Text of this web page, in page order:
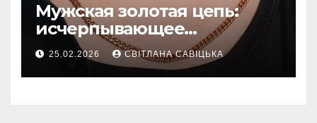
Мужская золотая цепь:
исчерпывающее
руководство по выбору
статусного украшения
25.02.2026 СВІТЛАНА САВІЦЬКА